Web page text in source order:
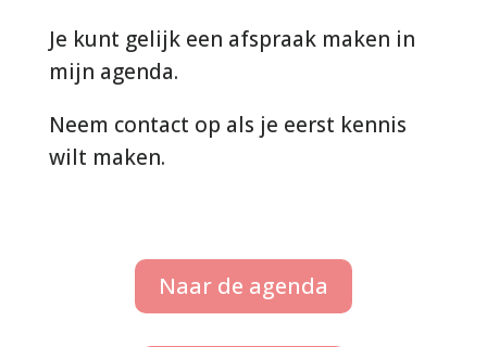
Je kunt gelijk een afspraak maken in
mijn agenda.
Neem contact op als je eerst kennis
wilt maken.
Naar de agenda